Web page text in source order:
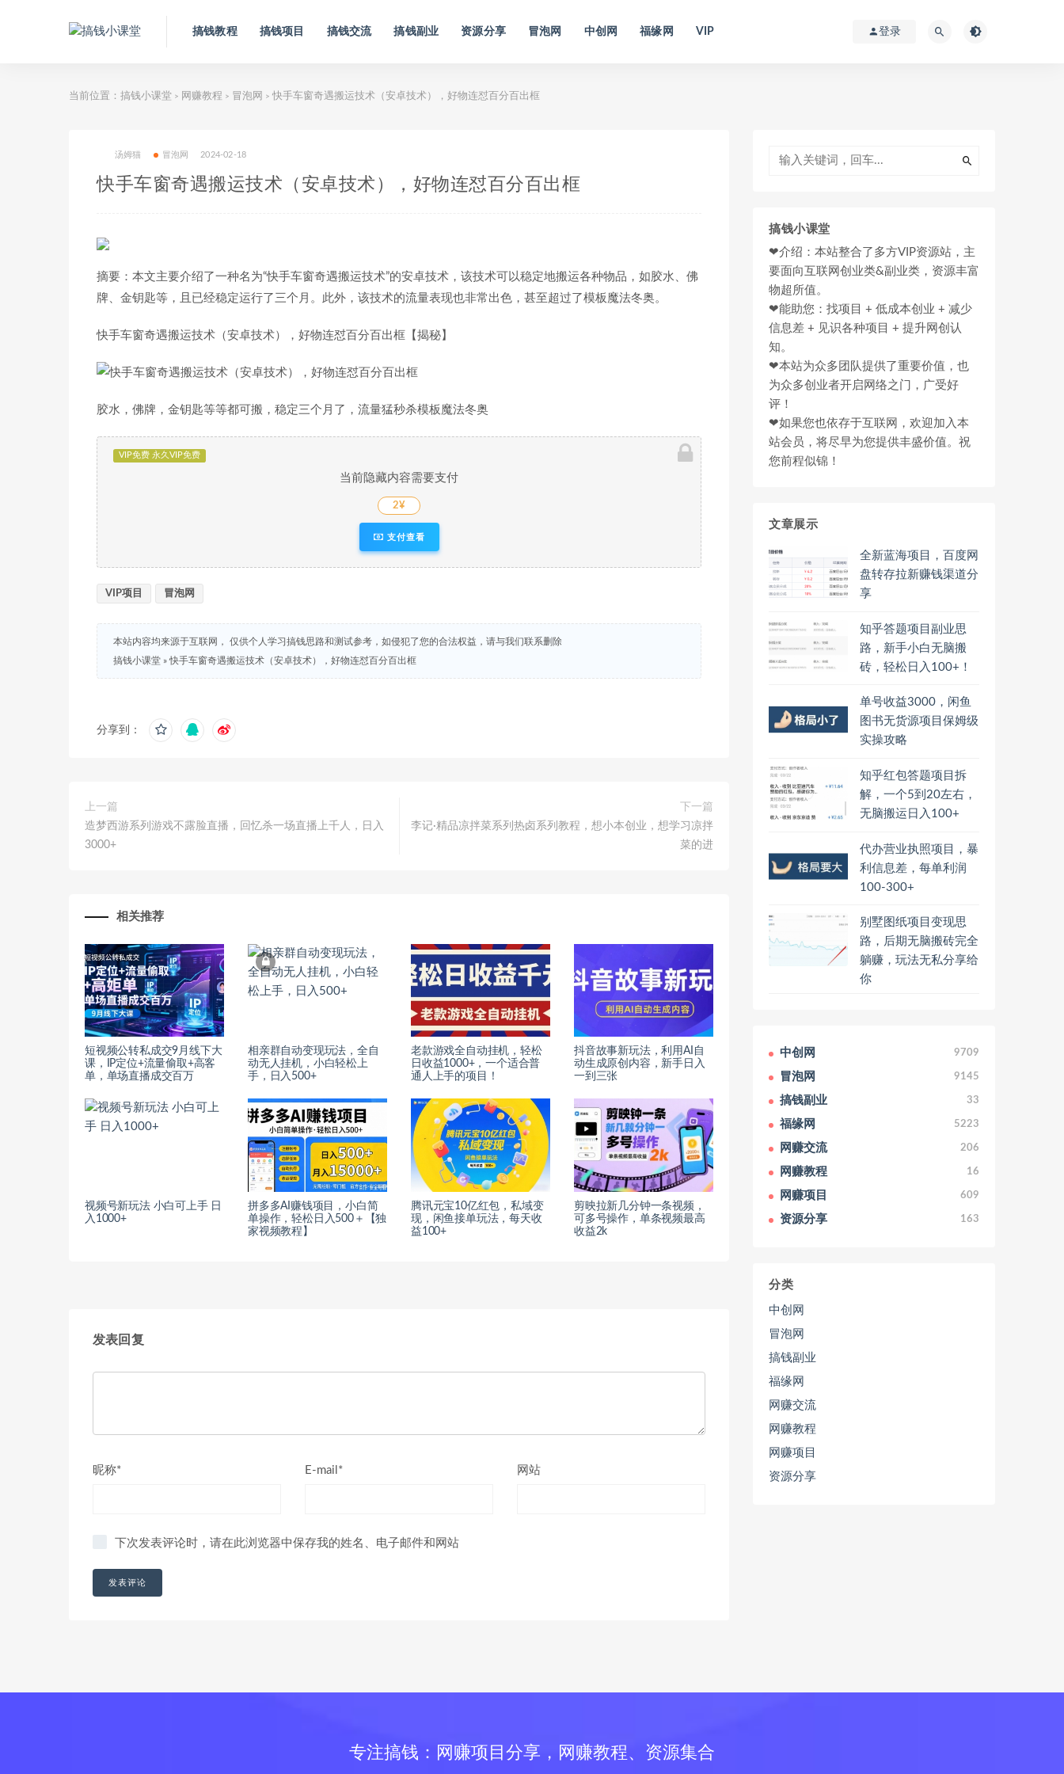
搞钱教程 搞钱项目 搞钱交流 搞钱副业 资源分享 冒泡网 中创网 福缘网 VIP 登录
当前位置： 搞钱小课堂 > 网赚教程 > 冒泡网 > 快手车窗奇遇搬运技术（安卓技术），好物连怼百分百出框
汤姆猫 冒泡网 2024-02-18
快手车窗奇遇搬运技术（安卓技术），好物连怼百分百出框
摘要：本文主要介绍了一种名为“快手车窗奇遇搬运技术”的安卓技术，该技术可以稳定地搬运各种物品，如胶水、佛
牌、金钥匙等，且已经稳定运行了三个月。此外，该技术的流量表现也非常出色，甚至超过了模板魔法冬奥。
快手车窗奇遇搬运技术（安卓技术），好物连怼百分百出框【揭秘】
胶水，佛牌，金钥匙等等都可搬，稳定三个月了，流量猛秒杀模板魔法冬奥
VIP免费 永久VIP免费
当前隐藏内容需要支付
2¥
支付查看
VIP项目 冒泡网
本站内容均来源于互联网， 仅供个人学习搞钱思路和测试参考，如侵犯了您的合法权益，请与我们联系删除
搞钱小课堂 »快手车窗奇遇搬运技术（安卓技术），好物连怼百分百出框
分享到：
上一篇
造梦西游系列游戏不露脸直播，回忆杀一场直播上千人，日入
3000+
下一篇
李记·精品凉拌菜系列热卤系列教程，想小本创业，想学习凉拌
菜的进
相关推荐
短视频公转私成交9月线下大
课，IP定位+流量偷取+高客
单，单场直播成交百万
相亲群自动变现玩法，全自
动无人挂机，小白轻松上
手，日入500+
老款游戏全自动挂机，轻松
日收益1000+，一个适合普
通人上手的项目！
抖音故事新玩法，利用AI自
动生成原创内容，新手日入
一到三张
视频号新玩法 小白可上手 日
入1000+
拼多多AI赚钱项目，小白简
单操作，轻松日入500＋【独
家视频教程】
腾讯元宝10亿红包，私域变
现，闲鱼接单玩法，每天收
益100+
剪映拉新几分钟一条视频，
可多号操作，单条视频最高
收益2k
发表回复
昵称* E-mail* 网站
下次发表评论时，请在此浏览器中保存我的姓名、电子邮件和网站
搞钱小课堂
❤介绍：本站整合了多方VIP资源站，主
要面向互联网创业类&副业类，资源丰富
物超所值。
❤能助您：找项目 + 低成本创业 + 减少
信息差 + 见识各种项目 + 提升网创认
知。
❤本站为众多团队提供了重要价值，也
为众多创业者开启网络之门，广受好
评！
❤如果您也依存于互联网，欢迎加入本
站会员，将尽早为您提供丰盛价值。祝
您前程似锦！
文章展示
全新蓝海项目，百度网
盘转存拉新赚钱渠道分
享
知乎答题项目副业思
路，新手小白无脑搬
砖，轻松日入100+！
单号收益3000，闲鱼
图书无货源项目保姆级
实操攻略
知乎红包答题项目拆
解，一个5到20左右，
无脑搬运日入100+
代办营业执照项目，暴
利信息差，每单利润
100-300+
别墅图纸项目变现思
路，后期无脑搬砖完全
躺赚，玩法无私分享给
你
中创网 9709
冒泡网 9145
搞钱副业 33
福缘网 5223
网赚交流 206
网赚教程 16
网赚项目 609
资源分享 163
分类
中创网
冒泡网
搞钱副业
福缘网
网赚交流
网赚教程
网赚项目
资源分享
专注搞钱：网赚项目分享，网赚教程、资源集合